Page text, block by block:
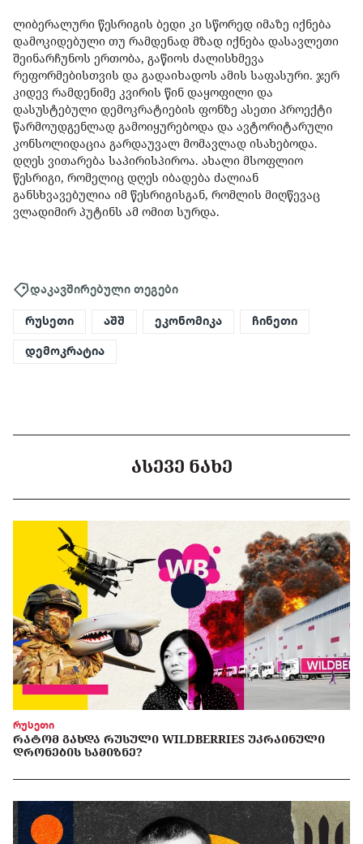
ლიბერალური წესრიგის ბედი კი სწორედ იმაზე იქნება
დამოკიდებული თუ რამდენად მზად იქნება დასავლეთი
შეინარჩუნოს ერთობა, გაწიოს ძალისხმევა
რეფორმებისთვის და გადაიხადოს ამის საფასური. ჯერ
კიდევ რამდენიმე კვირის წინ დაყოფილი და
დასუსტებული დემოკრატიების ფონზე ასეთი პროექტი
წარმოუდგენლად გამოიყურებოდა და ავტორიტარული
კონსოლიდაცია გარდაუვალ მომავლად ისახებოდა.
დღეს ვითარება საპირისპიროა. ახალი მსოფლიო
წესრიგი, რომელიც დღეს იბადება ძალიან
განსხვავებულია იმ წესრიგისგან, რომლის მიღწევაც
ვლადიმირ პუტინს ამ ომით სურდა.
დაკავშირებული თეგები
რუსეთი აშშ ეკონომიკა ჩინეთი
დემოკრატია
ᲐᲡᲔᲕᲔ ᲜᲐᲮᲔ
რუსეთი
ᲠᲐᲢᲝᲛ ᲒᲐᲮᲓᲐ ᲠᲣᲡᲣᲚᲘ WILDBERRIES ᲣᲙᲠᲐᲘᲜᲣᲚᲘ
ᲓᲠᲝᲜᲔᲑᲘᲡ ᲡᲐᲛᲘᲖᲜᲔ?